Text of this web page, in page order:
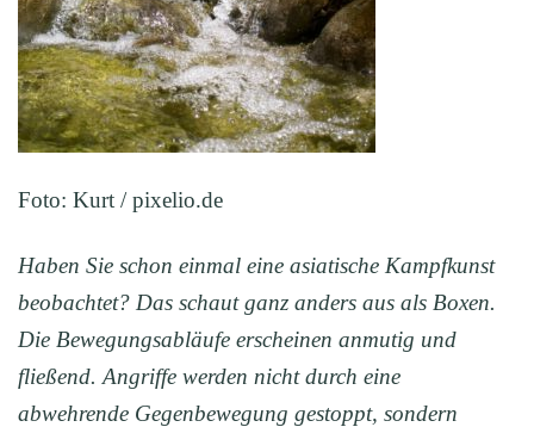
Foto: Kurt / pixelio.de
Haben Sie schon einmal eine asiatische Kampfkunst
beobachtet? Das schaut ganz anders aus als Boxen.
Die Bewegungsabläufe erscheinen anmutig und
fließend. Angriffe werden nicht durch eine
abwehrende Gegenbewegung gestoppt, sondern